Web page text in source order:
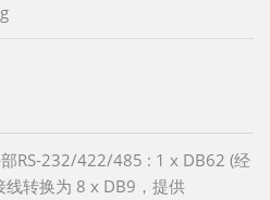
RS-232/422/485 : 1 x DB62 (经
线转换为 8 x DB9，提供